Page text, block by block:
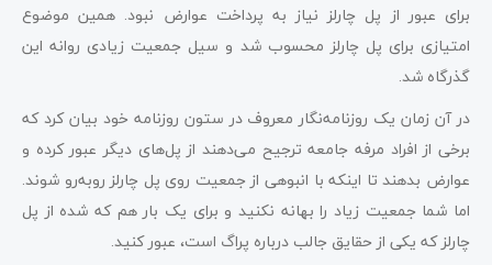
برای عبور از پل چارلز نیاز به پرداخت عوارض نبود. همین موضوع
امتیازی برای پل چارلز محسوب شد و سیل جمعیت زیادی روانه این
گذرگاه شد.
در آن زمان یک روزنامه‌نگار معروف در ستون روزنامه خود بیان کرد که
برخی از افراد مرفه جامعه ترجیح می‌دهند از پل‌های دیگر عبور کرده و
عوارض بدهند تا اینکه با انبوهی از جمعیت روی پل چارلز روبه‌رو شوند.
اما شما جمعیت زیاد را بهانه نکنید و برای یک بار هم که شده از پل
چارلز که یکی از حقایق جالب درباره پراگ است، عبور کنید.